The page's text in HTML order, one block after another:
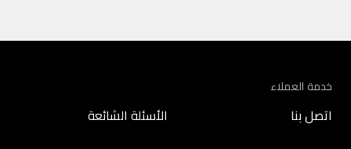
خدمة العملاء
اتصل بنا الأسئلة الشائعة